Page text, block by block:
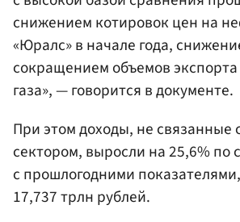
снижением котировок цен на
«Юралс» в начале года,
сокращением объемов
газа», — говорится в документе.
При этом доходы, не связанные
сектором, выросли на 25,6% по
с прошлогодними
17,737 трлн рублей.